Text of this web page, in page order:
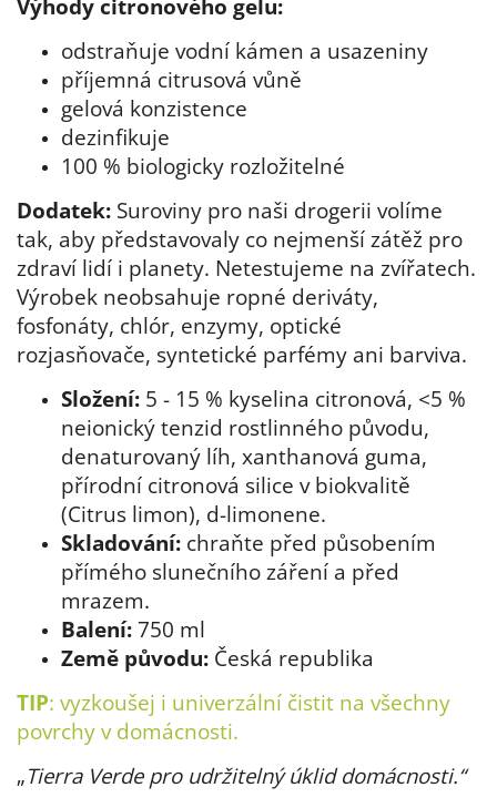
Výhody citronového gelu:
odstraňuje vodní kámen a usazeniny
příjemná citrusová vůně
gelová konzistence
dezinfikuje
100 % biologicky rozložitelné
Dodatek: Suroviny pro naši drogerii volíme
tak, aby představovaly co nejmenší zátěž pro
zdraví lidí i planety. Netestujeme na zvířatech.
Výrobek neobsahuje ropné deriváty,
fosfonáty, chlór, enzymy, optické
rozjasňovače, syntetické parfémy ani barviva.
Složení: 5 - 15 % kyselina citronová, <5 %
neionický tenzid rostlinného původu,
denaturovaný líh, xanthanová guma,
přírodní citronová silice v biokvalitě
(Citrus limon), d-limonene.
Skladování: chraňte před působením
přímého slunečního záření a před
mrazem.
Balení: 750 ml
Země původu: Česká republika
TIP: vyzkoušej i univerzální čistit na všechny
povrchy v domácnosti.
„Tierra Verde pro udržitelný úklid domácnosti.“